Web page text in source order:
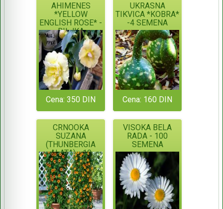
AHIMENES
*YELLOW
ENGLISH ROSE* -
BILJKA
Cena: 350 DIN
UKRASNA
TIKVICA *KOBRA*
-4 SEMENA
Cena: 160 DIN
CRNOOKA
SUZANA
(THUNBERGIA
ALATA) - 10
SEMENA
VISOKA BELA
RADA - 100
SEMENA